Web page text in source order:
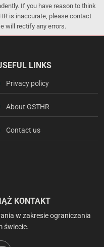
If you have reason to think
is inaccurate, please contact
will rectify any errors.
LINKS
Privacy policy
About GSTHR
Contact us
KONTAKT
w zakresie ograniczania
świecie.